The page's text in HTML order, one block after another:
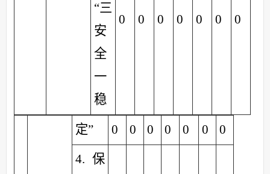
“三
安
全
一
稳
0 0 0 0 0 0 0
定” 0 0 0 0 0 0 0
4.保